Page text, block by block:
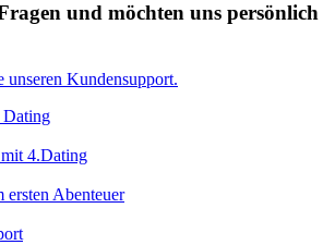
und möchten uns persönlich
unseren Kundensupport.
Dating
4.Dating
Abenteuer